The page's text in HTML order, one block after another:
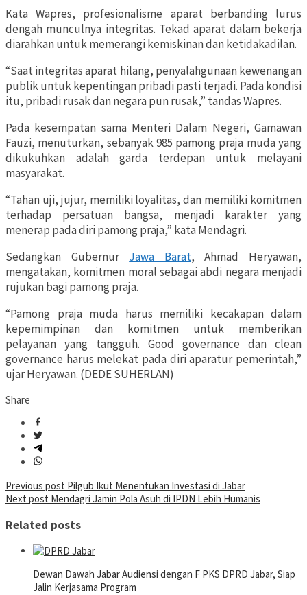
Kata Wapres, profesionalisme aparat berbanding lurus
dengah munculnya integritas. Tekad aparat dalam bekerja
diarahkan untuk memerangi kemiskinan dan ketidakadilan.
“Saat integritas aparat hilang, penyalahgunaan kewenangan
publik untuk kepentingan pribadi pasti terjadi. Pada kondisi
itu, pribadi rusak dan negara pun rusak,” tandas Wapres.
Pada kesempatan sama Menteri Dalam Negeri, Gamawan
Fauzi, menuturkan, sebanyak 985 pamong praja muda yang
dikukuhkan adalah garda terdepan untuk melayani
masyarakat.
“Tahan uji, jujur, memiliki loyalitas, dan memiliki komitmen
terhadap persatuan bangsa, menjadi karakter yang
menerap pada diri pamong praja,” kata Mendagri.
Sedangkan Gubernur Jawa Barat, Ahmad Heryawan,
mengatakan, komitmen moral sebagai abdi negara menjadi
rujukan bagi pamong praja.
“Pamong praja muda harus memiliki kecakapan dalam
kepemimpinan dan komitmen untuk memberikan
pelayanan yang tangguh. Good governance dan clean
governance harus melekat pada diri aparatur pemerintah,”
ujar Heryawan. (DEDE SUHERLAN)
Share
Post
navigation
Previous post Pilgub Ikut Menentukan Investasi di Jabar
Next post Mendagri Jamin Pola Asuh di IPDN Lebih Humanis
Related posts
Dewan Dawah Jabar Audiensi dengan F PKS DPRD Jabar, Siap
Jalin Kerjasama Program